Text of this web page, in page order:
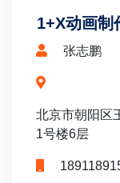
1+X动画制
张志鹏
北京市朝阳区
1号楼6层